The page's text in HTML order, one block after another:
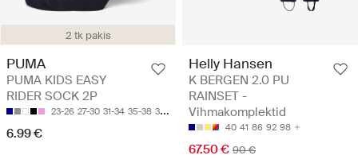
2 tk pakis
PUMA
PUMA KIDS EASY
RIDER SOCK 2P
23-26 27-30 31-34 35-38 39-42
6.99 €
Helly Hansen
K BERGEN 2.0 PU
RAINSET -
Vihmakomplektid
40 41 86 92 98
67.50 € 90 €